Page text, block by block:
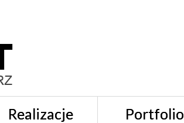
Realizacje Portfolio